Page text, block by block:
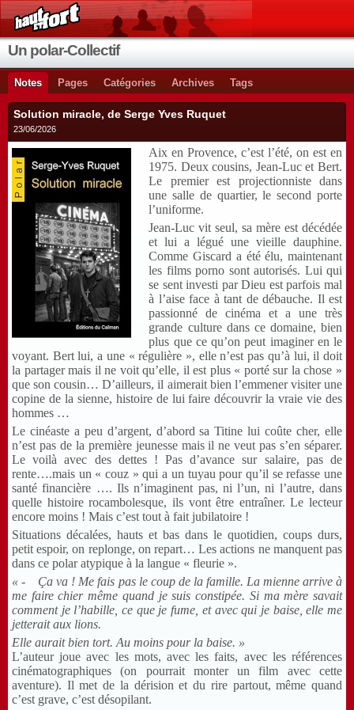
Un polar-Collectif
Notes Pages Catégories Archives Tags
Solution miracle, de Serge Yves Ruquet
23/06/2026
Aix en Provence, c’est l’été, on est en
1975. Deux cousins, Jean-Luc et Bert.
Le premier est projectionniste dans
une salle de quartier, le second porte
l’uniforme.
Jean-Luc vit seul, sa mère est décédée
et lui a légué une vieille dauphine.
Comme Giscard a été élu, maintenant
les films porno sont autorisés. Lui qui
se sent investi par Dieu est parfois mal
à l’aise face à tant de débauche. Il est
passionné de cinéma et a une très
grande culture dans ce domaine, bien
plus que ce qu’on peut imaginer en le
voyant. Bert lui, a une « régulière », elle n’est pas qu’à lui, il doit
la partager mais il ne voit qu’elle, il est plus « porté sur la chose »
que son cousin… D’ailleurs, il aimerait bien l’emmener visiter une
copine de la sienne, histoire de lui faire découvrir la vraie vie des
hommes …
Le cinéaste a peu d’argent, d’abord sa Titine lui coûte cher, elle
n’est pas de la première jeunesse mais il ne veut pas s’en séparer.
Le voilà avec des dettes ! Pas d’avance sur salaire, pas de
rente….mais un « couz » qui a un tuyau pour qu’il se refasse une
santé financière …. Ils n’imaginent pas, ni l’un, ni l’autre, dans
quelle histoire rocambolesque, ils vont être entraîner. Le lecteur
encore moins ! Mais c’est tout à fait jubilatoire !
Situations décalées, hauts et bas dans le quotidien, coups durs,
petit espoir, on replonge, on repart… Les actions ne manquent pas
dans ce polar atypique à la langue « fleurie ».
« - Ça va ! Me fais pas le coup de la famille. La mienne arrive à
me faire chier même quand je suis constipée. Si ma mère savait
comment je l’habille, ce que je fume, et avec qui je baise, elle me
jetterait aux lions.
Elle aurait bien tort. Au moins pour la baise. »
L’auteur joue avec les mots, avec les faits, avec les références
cinématographiques (on pourrait monter un film avec cette
aventure). Il met de la dérision et du rire partout, même quand
c’est grave, c’est désopilant.